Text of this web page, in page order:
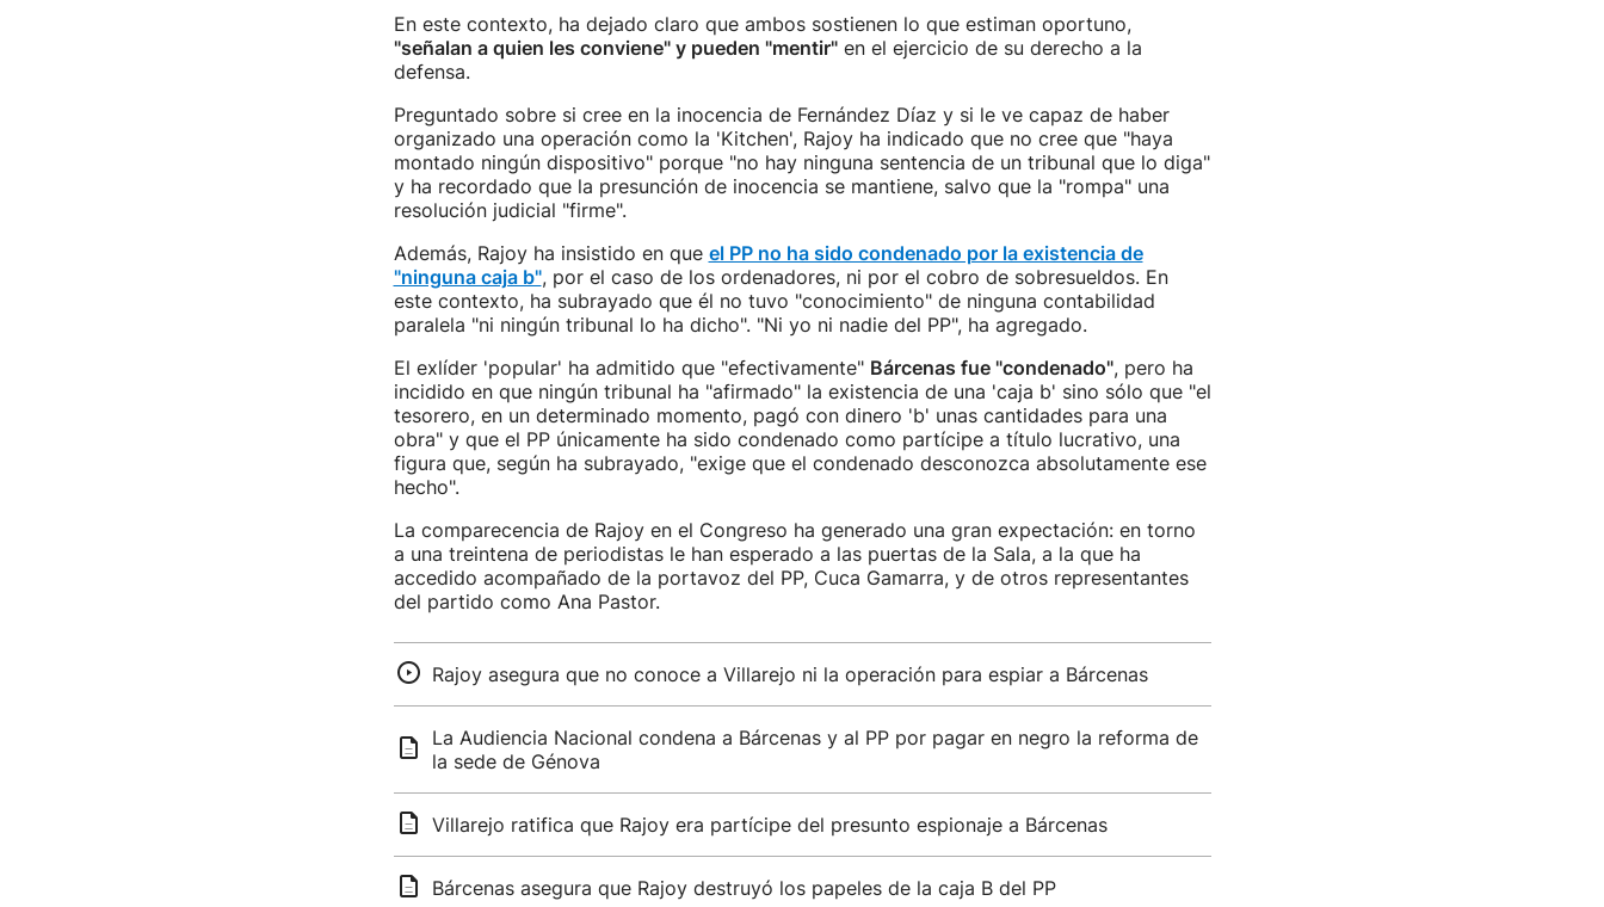
En este contexto, ha dejado claro que ambos sostienen lo que estiman oportuno,
"señalan a quien les conviene" y pueden "mentir"en el ejercicio de su derecho a la
defensa.
Preguntado sobre si cree en la inocencia de Fernández Díaz y si le ve capaz de haber
organizado una operación como la 'Kitchen', Rajoy ha indicado que no cree que "haya
montado ningún dispositivo" porque "no hay ninguna sentencia de un tribunal que lo diga"
y ha recordado que la presunción de inocencia se mantiene, salvo que la "rompa" una
resolución judicial "firme".
Además, Rajoy ha insistido en que el PP no ha sido condenado por la existencia de
"ninguna caja b", por el caso de los ordenadores, ni por el cobro de sobresueldos. En
este contexto, ha subrayado que él no tuvo "conocimiento" de ninguna contabilidad
paralela "ni ningún tribunal lo ha dicho". "Ni yo ni nadie del PP", ha agregado.
El exlíder 'popular' ha admitido que "efectivamente" Bárcenas fue "condenado", pero ha
incidido en que ningún tribunal ha "afirmado" la existencia de una 'caja b' sino sólo que "el
tesorero, en un determinado momento, pagó con dinero 'b' unas cantidades para una
obra" y que el PP únicamente ha sido condenado como partícipe a título lucrativo, una
figura que, según ha subrayado, "exige que el condenado desconozca absolutamente ese
hecho".
La comparecencia de Rajoy en el Congreso ha generado una gran expectación: en torno
a una treintena de periodistas le han esperado a las puertas de la Sala, a la que ha
accedido acompañado de la portavoz del PP, Cuca Gamarra, y de otros representantes
del partido como Ana Pastor.
Rajoy asegura que no conoce a Villarejo ni la operación para espiar a Bárcenas
La Audiencia Nacional condena a Bárcenas y al PP por pagar en negro la reforma de
la sede de Génova
Villarejo ratifica que Rajoy era partícipe del presunto espionaje a Bárcenas
Bárcenas asegura que Rajoy destruyó los papeles de la caja B del PP